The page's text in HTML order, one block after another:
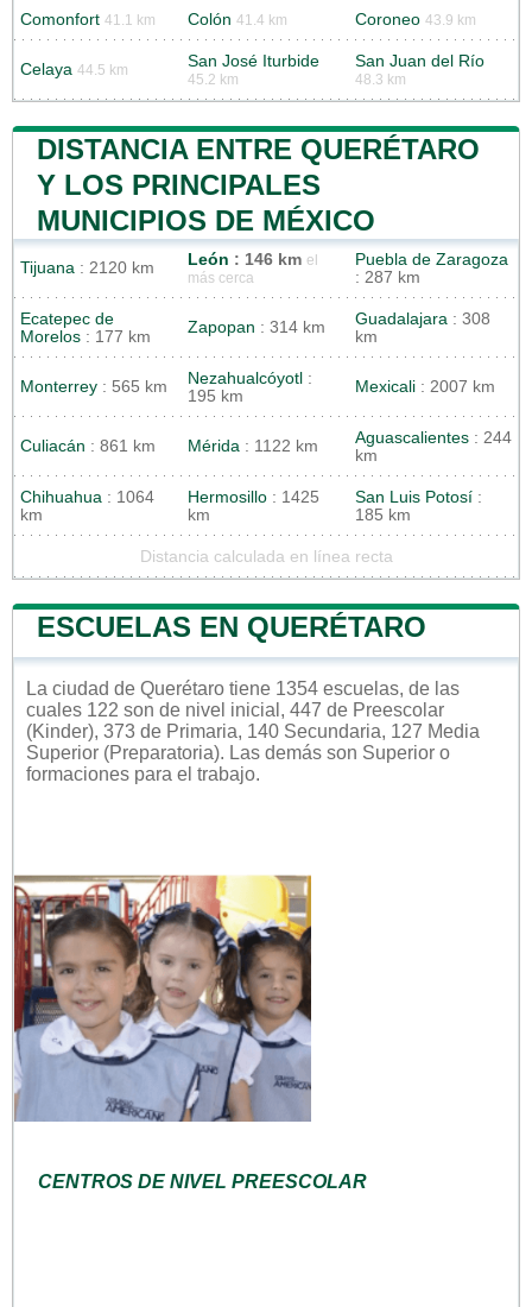
Comonfort 41.1 km Colón 41.4 km Coroneo 43.9 km
Celaya 44.5 km San José Iturbide
45.2 km
San Juan del Río
48.3 km
DISTANCIA ENTRE QUERÉTARO
Y LOS PRINCIPALES
MUNICIPIOS DE MÉXICO
Tijuana : 2120 km León : 146 km el
más cerca
Puebla de Zaragoza
: 287 km
Ecatepec de
Morelos : 177 km
Zapopan : 314 km Guadalajara : 308
km
Monterrey : 565 km Nezahualcóyotl :
195 km
Mexicali : 2007 km
Culiacán : 861 km Mérida : 1122 km Aguascalientes : 244
km
Chihuahua : 1064
km
Hermosillo : 1425
km
San Luis Potosí :
185 km
Distancia calculada en línea recta
ESCUELAS EN QUERÉTARO
La ciudad de Querétaro tiene 1354 escuelas, de las
cuales 122 son de nivel inicial, 447 de Preescolar
(Kinder), 373 de Primaria, 140 Secundaria, 127 Media
Superior (Preparatoria). Las demás son Superior o
formaciones para el trabajo.
CENTROS DE NIVEL PREESCOLAR